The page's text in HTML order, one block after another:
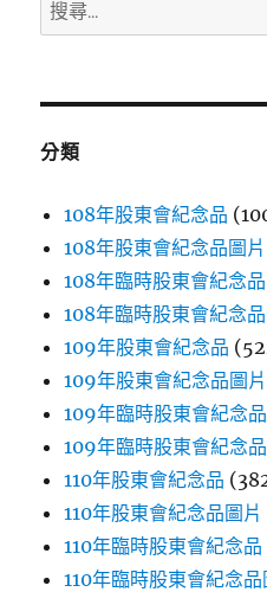
尋
鍵
分類
108年股東會紀念品
108年股東會紀念品圖片
108年臨時股東會紀念品
108年臨時股東會紀念
109年股東會紀念品
109年股東會紀念品圖片
109年臨時股東會紀念品
109年臨時股東會紀念
110年股東會紀念品
110年股東會紀念品圖片
110年臨時股東會紀念品
110年臨時股東會紀念品